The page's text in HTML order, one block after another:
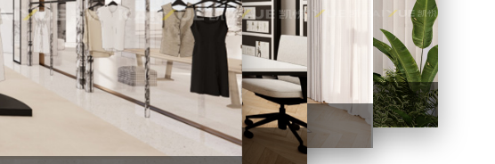
公楼装修项目
钟薇薇女装办公楼装修项目
钟薇薇女装办公楼装修项目